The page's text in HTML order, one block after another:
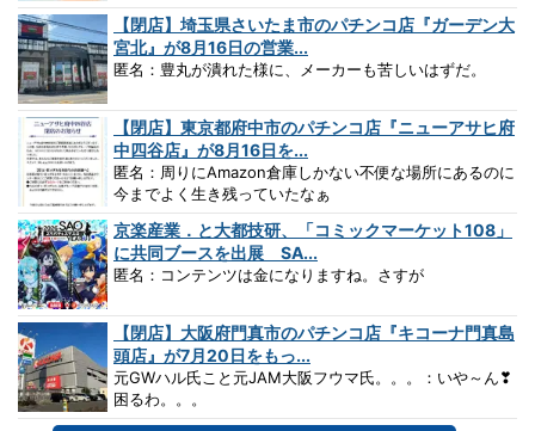
【閉店】埼玉県さいたま市のパチンコ店『ガーデン大
宮北』が8月16日の営業...
匿名：豊丸が潰れた様に、メーカーも苦しいはずだ。
【閉店】東京都府中市のパチンコ店『ニューアサヒ府
中四谷店』が8月16日を...
匿名：周りにAmazon倉庫しかない不便な場所にあるのに
今までよく生き残っていたなぁ
京楽産業．と大都技研、「コミックマーケット108」
に共同ブースを出展 SA...
匿名：コンテンツは金になりますね。さすが
【閉店】大阪府門真市のパチンコ店『キコーナ門真島
頭店』が7月20日をもっ...
元GWハル氏こと元JAM大阪フウマ氏。。。：いや～ん❣
困るわ。。。